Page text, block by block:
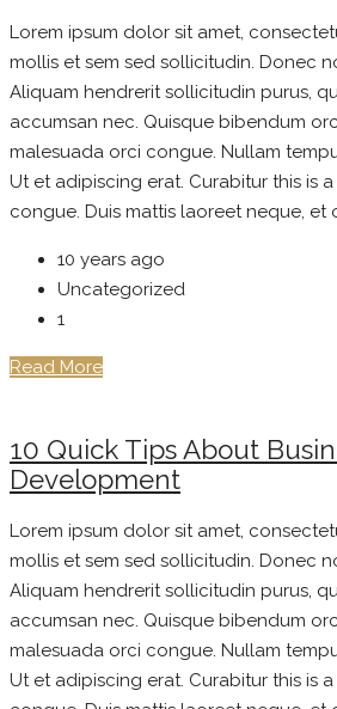
Lorem ipsum dolor sit amet,
mollis et sem sed sollicitudin. Donec
Aliquam hendrerit sollicitudin purus,
accumsan nec. Quisque bibendum
malesuada orci congue. Nullam
Ut et adipiscing erat. Curabitur this is
congue. Duis mattis laoreet neque, et
10 years ago
Uncategorized
1
Read More
10 Quick Tips About
Development
Lorem ipsum dolor sit amet,
mollis et sem sed sollicitudin. Donec
Aliquam hendrerit sollicitudin purus,
accumsan nec. Quisque bibendum
malesuada orci congue. Nullam
Ut et adipiscing erat. Curabitur this is